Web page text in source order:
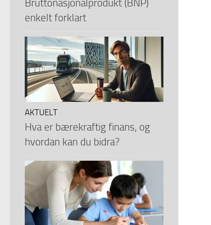
Bruttonasjonalprodukt (BNP)
enkelt forklart
AKTUELT
Hva er bærekraftig finans, og
hvordan kan du bidra?